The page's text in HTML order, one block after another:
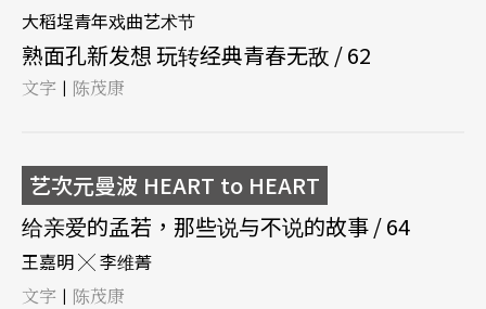
大稻埕青年戏曲艺术节
熟面孔新发想 玩转经典青春无敌 / 62
文字 | 陈茂康
艺次元曼波 HEART to HEART
给亲爱的孟若，那些说与不说的故事 / 64
王嘉明 ╳ 李维菁
文字 | 陈茂康